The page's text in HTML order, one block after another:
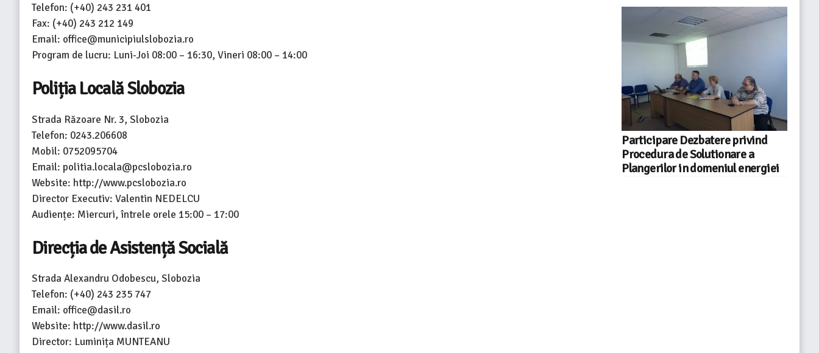
Telefon: (+40) 243 231 401
Fax: (+40) 243 212 149
Email: office@municipiulslobozia.ro
Program de lucru: Luni-Joi 08:00 – 16:30, Vineri 08:00 – 14:00
Poliția Locală Slobozia
Strada Răzoare Nr. 3, Slobozia
Telefon: 0243.206608
Mobil: 0752095704
Email: politia.locala@pcslobozia.ro
Website: http://www.pcslobozia.ro
Director Executiv: Valentin NEDELCU
Audiențe: Miercuri, întrele orele 15:00 – 17:00
Direcția de Asistență Socială
Strada Alexandru Odobescu, Slobozia
Telefon: (+40) 243 235 747
Email: office@dasil.ro
Website: http://www.dasil.ro
Director: Luminița MUNTEANU
Participare Dezbatere privind
Procedura de Solutionare a
Plangerilor in domeniul energiei